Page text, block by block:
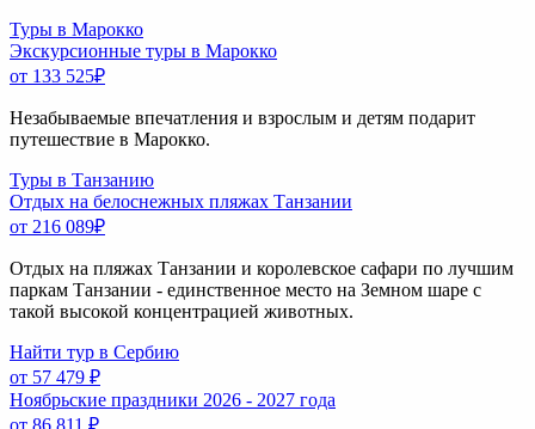
Туры в Марокко
Экскурсионные туры в Марокко
от 133 525₽
Незабываемые впечатления и взрослым и детям подарит
путешествие в Марокко.
Туры в Танзанию
Отдых на белоснежных пляжах Танзании
от 216 089₽
Отдых на пляжах Танзании и королевское сафари по лучшим
паркам Танзании - единственное место на Земном шаре с
такой высокой концентрацией животных.
Найти тур в Сербию
от 57 479 ₽
Ноябрьские праздники 2026 - 2027 года
от 86 811 ₽